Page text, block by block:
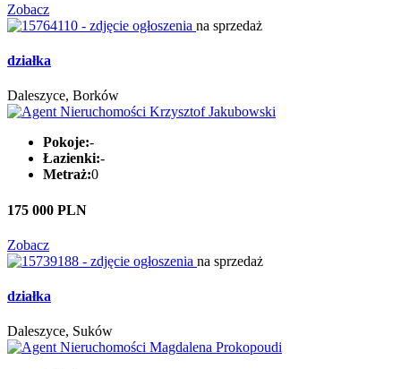
Zobacz
na sprzedaż
działka
Daleszyce, Borków
Pokoje:-
Łazienki:-
Metraż:0
175 000 PLN
Zobacz
na sprzedaż
działka
Daleszyce, Suków